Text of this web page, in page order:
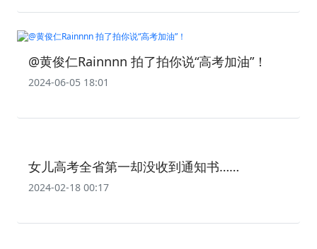
@黄俊仁Rainnnn 拍了拍你说“高考加油”！
2024-06-05 18:01
女儿高考全省第一却没收到通知书……
2024-02-18 00:17